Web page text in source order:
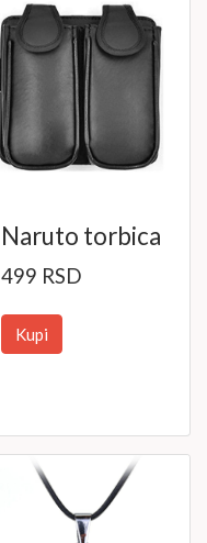
Naruto torbica
499 RSD
Kupi